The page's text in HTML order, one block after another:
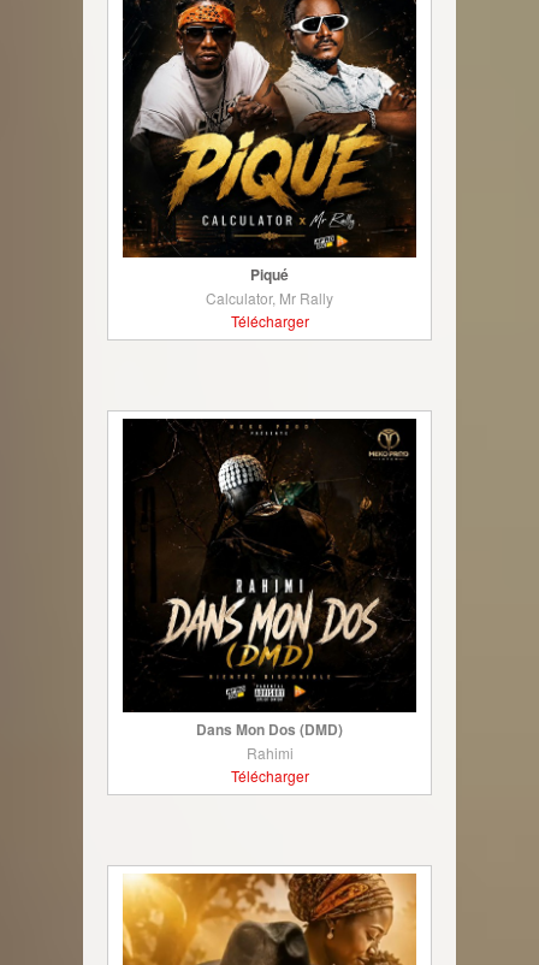
Piqué
Calculator, Mr Rally
Télécharger
Dans Mon Dos (DMD)
Rahimi
Télécharger